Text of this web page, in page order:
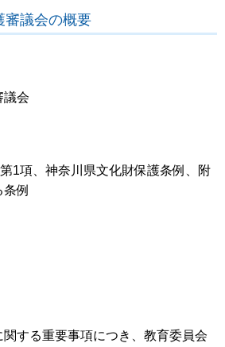
審議会の概要
議会
1項、神奈川県文化財保護条例、附
例
する重要事項につき、教育委員会